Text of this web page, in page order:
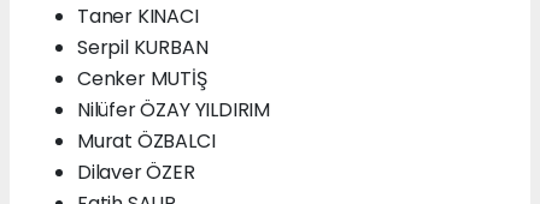
Taner KINACI
Serpil KURBAN
Cenker MUTİŞ
Nilüfer ÖZAY YILDIRIM
Murat ÖZBALCI
Dilaver ÖZER